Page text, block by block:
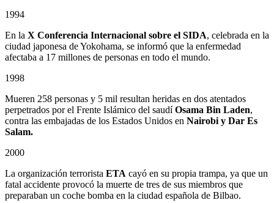
1994
En la X Conferencia Internacional sobre el SIDA, celebrada en la
ciudad japonesa de Yokohama, se informó que la enfermedad
afectaba a 17 millones de personas en todo el mundo.
1998
Mueren 258 personas y 5 mil resultan heridas en dos atentados
perpetrados por el Frente Islámico del saudíOsama Bin Laden,
contra las embajadas de los Estados Unidos en Nairobi y Dar Es
Salam.
2000
La organización terrorista ETA cayó en su propia trampa, ya que un
fatal accidente provocó la muerte de tres de sus miembros que
preparaban un coche bomba en la ciudad española de Bilbao.